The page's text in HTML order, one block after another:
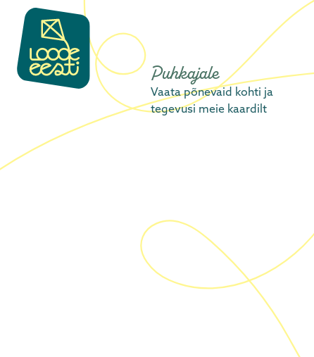
content
Puhkajale
Vaata põnevaid kohti ja
tegevusi meie kaardilt